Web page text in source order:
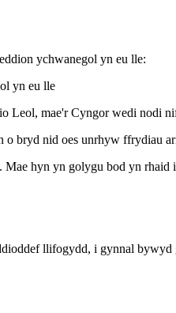
ychwanegol yn eu lle:
Leol, mae'r Cyngor wedi nodi
bryd nid oes unrhyw ffrydiau
Mae hyn yn golygu bod yn
llifogydd, i gynnal